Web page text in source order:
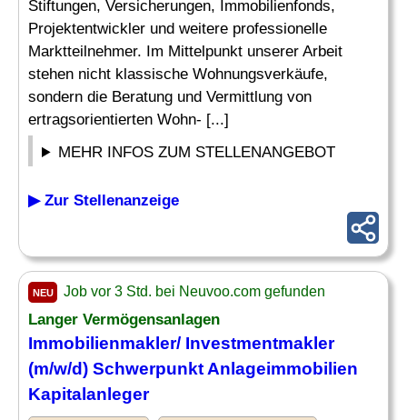
Stiftungen, Versicherungen, Immobilienfonds,
Projektentwickler und weitere professionelle
Marktteilnehmer. Im Mittelpunkt unserer Arbeit
stehen nicht klassische Wohnungsverkäufe,
sondern die Beratung und Vermittlung von
ertragsorientierten Wohn- [...]
MEHR INFOS ZUM STELLENANGEBOT
▶ Zur Stellenanzeige
NEU Job vor 3 Std. bei Neuvoo.com gefunden
Langer Vermögensanlagen
Immobilienmakler/ Investmentmakler
(m/w/d) Schwerpunkt Anlageimmobilien
Kapitalanleger